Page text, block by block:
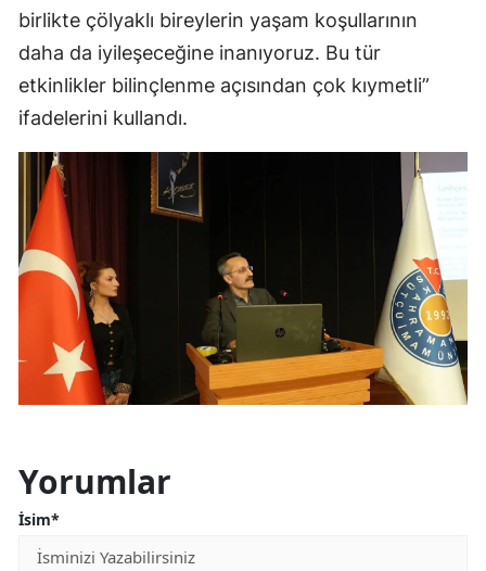
birlikte çölyaklı bireylerin yaşam koşullarının
daha da iyileşeceğine inanıyoruz. Bu tür
etkinlikler bilinçlenme açısından çok kıymetli”
ifadelerini kullandı.
Yorumlar
İsim*